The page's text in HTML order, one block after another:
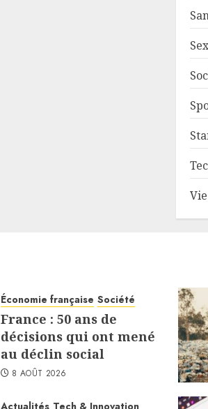
Économie française Société
France : 50 ans de
décisions qui ont mené
au déclin social
8 AOÛT 2026
Actualités Tech & Innovation